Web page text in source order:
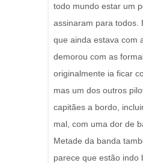
todo mundo estar um
assinaram para todos.
que ainda estava com
demorou com as
originalmente ia ficar
mas um dos outros
capitães a bordo,
mal, com uma dor de
Metade da banda
parece que estão indo